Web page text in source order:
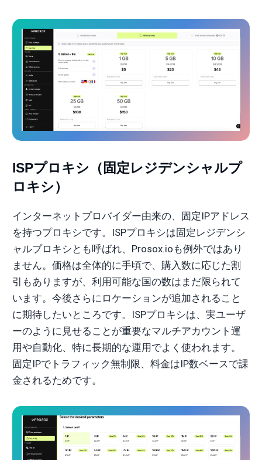
ISPプロキシ（固定レジデンシャルプ
ロキシ）
インターネットプロバイダー由来の、固定IPアドレス
を持つプロキシです。ISPプロキシは固定レジデンシ
ャルプロキシとも呼ばれ、Prosox.ioも例外ではあり
ません。価格は全体的に手頃で、購入数に応じた割
引もありますが、利用可能な国の数はまだ限られて
います。今後さらにロケーションが追加されること
に期待したいところです。ISPプロキシは、実ユーザ
ーのように見せることが重要なマルチアカウント運
用や自動化、特に長期的な運用でよく使われます。
固定IPでトラフィック無制限、料金はIP数ベースで課
金されるためです。